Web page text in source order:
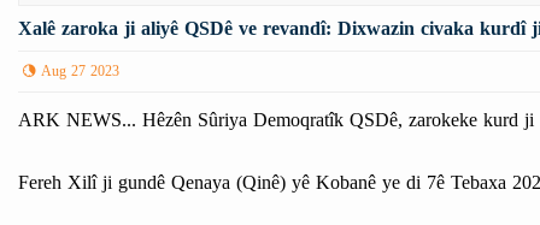
Xalê zaroka ji aliyê QSDê ve revandî: Dixwazin civaka
Aug 27 2023
ARK NEWS... Hêzên Sûriya Demoqratîk QSDê, zarokeke kurd
Fereh Xilî ji gundê Qenaya (Qinê) yê Kobanê ye di 7ê Tebaxa